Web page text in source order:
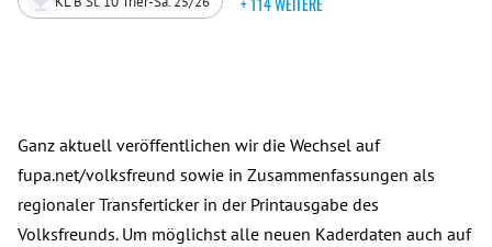
Ganz aktuell veröffentlichen wir die Wechsel auf
fupa.net/volksfreund sowie in Zusammenfassungen als
regionaler Transferticker in der Printausgabe des
Volksfreunds. Um möglichst alle neuen Kaderdaten auch auf